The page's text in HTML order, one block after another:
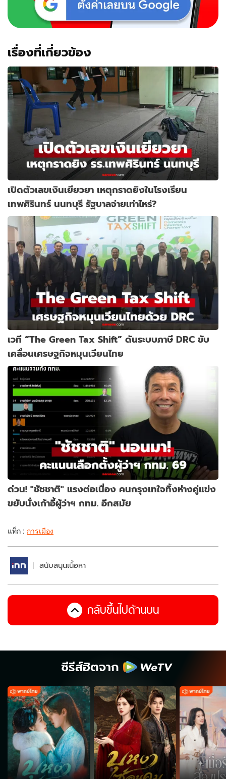
เรื่องที่เกี่ยวข้อง
เปิดตัวเลขเงินเยียวยา เหตุกราดยิงในโรงเรียน
เทพศิรินทร์ นนทบุรี รัฐบาลจ่ายเท่าไหร่?
เวที “The Green Tax Shift” ดันระบบภาษี DRC ขับ
เคลื่อนเศรษฐกิจหมุนเวียนไทย
ด่วน! "ชัชชาติ" แรงต่อเนื่อง คนกรุงเทใจทิ้งห่างคู่แข่ง
ขยับนั่งเก้าอี้ผู้ว่าฯ กทม. อีกสมัย
แท็ก : การเมือง
สนับสนุนเนื้อหา
กลับขึ้นไปด้านบน
ซีรีส์ฮิตจาก